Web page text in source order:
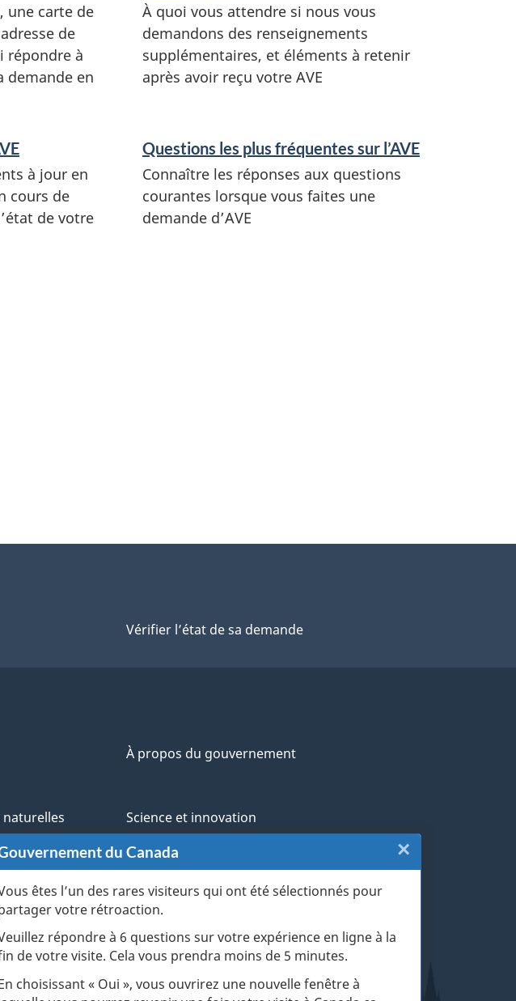
du Canada
êtes l’un des rares visiteurs qui ont été sélectionnés pour
votre rétroaction.
répondre à 6 questions sur votre expérience en ligne à la
de votre visite. Cela vous prendra moins de 5 minutes.
choisissant « Oui », vous ouvrirez une nouvelle fenêtre à
×
une carte de
de
répondre à
demande en
À quoi vous attendre si nous vous
demandons des renseignements
supplémentaires, et éléments à retenir
après avoir reçu votre AVE
à jour en
cours de
de votre
Questions les plus fréquentes sur l’AVE
Connaître les réponses aux questions
courantes lorsque vous faites une
demande d’AVE
Vérifier l’état de sa demande
À propos du gouvernement
Science et innovation
Autochtones
Vétérans et militaires
Jeunesse
Gérer les événements de la vie